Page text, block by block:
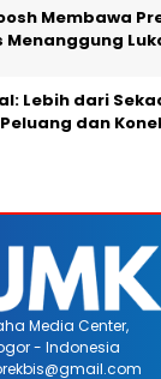
Membawa
Menanggung
Lebih dari
dan
Media Center,
- Indonesia